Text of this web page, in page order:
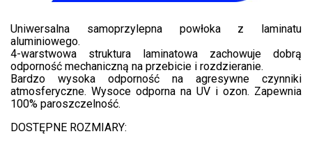
Uniwersalna samoprzylepna powłoka z laminatu
aluminiowego.
4-warstwowa struktura laminatowa zachowuje dobrą
odporność mechaniczną na przebicie i rozdzieranie.
Bardzo wysoka odporność na agresywne czynniki
atmosferyczne. Wysoce odporna na UV i ozon. Zapewnia
100% paroszczelność.
DOSTĘPNE ROZMIARY: